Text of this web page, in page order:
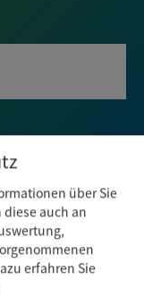
über Sie
auch an
erfahren Sie